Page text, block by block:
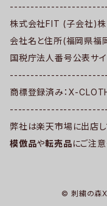
株式会社FIT (子会社)
会社名と住所(福岡県福
国税庁法人番号公表サ
商標登録済み：X-
弊社は楽天市場に出店し
模倣品や転売品にご注意
© 刺繍の森